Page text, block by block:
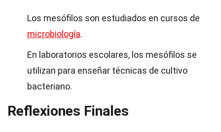
Los mesófilos son estudiados en cursos de
microbiología.
En laboratorios escolares, los mesófilos se
utilizan para enseñar técnicas de cultivo
bacteriano.
Reflexiones Finales